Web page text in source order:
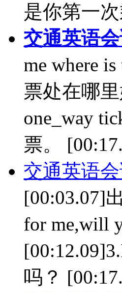
是你第一
交通英语
me where
票处在哪里
one_way
票。
交通英语
[00:03.07]
for me,will
吗？